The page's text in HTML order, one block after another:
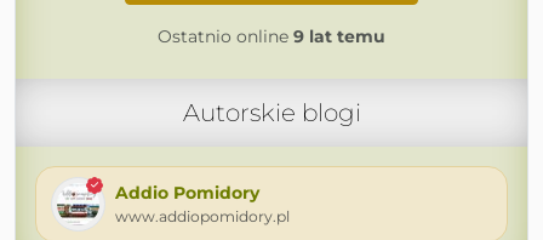
Ostatnio online 9 lat temu
Autorskie blogi
Addio Pomidory
www.addiopomidory.pl